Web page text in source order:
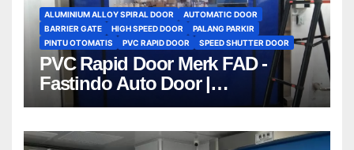
ALUMINIUM ALLOY SPIRAL DOOR
AUTOMATIC DOOR
BARRIER GATE
HIGH SPEED DOOR
PALANG PARKIR
PINTU OTOMATIS
PVC RAPID DOOR SPEED SHUTTER DOOR
PVC Rapid Door Merk FAD -
Fastindo Auto Door |
081212801672